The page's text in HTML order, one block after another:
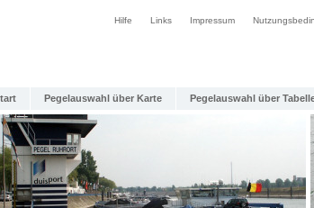
Hilfe Links Impressum
Pegelauswahl über Karte Pegelauswahl über